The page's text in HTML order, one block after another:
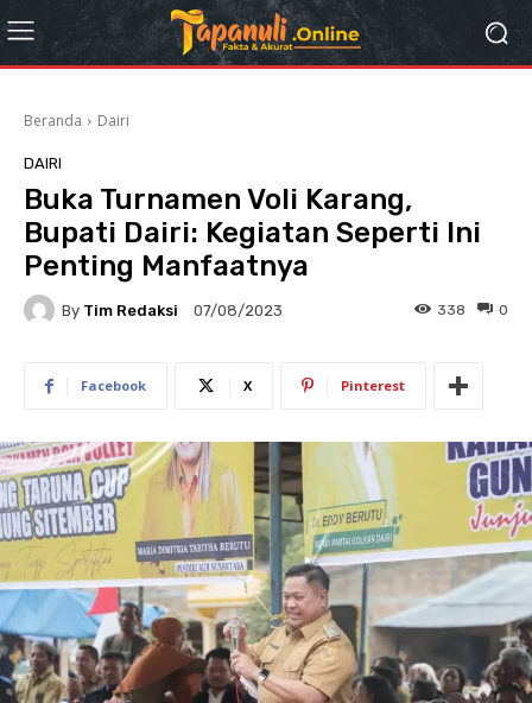
Beranda Dairi
DAIRI
Buka Turnamen Voli Karang,
Bupati Dairi: Kegiatan Seperti Ini
Penting Manfaatnya
By Tim Redaksi 07/08/2023 0
338
Facebook X Pinterest